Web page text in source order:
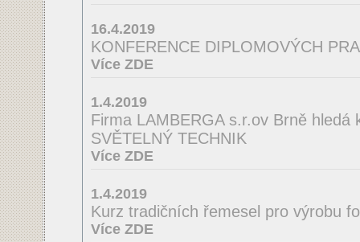
16.4.2019
KONFERENCE DIPLOMOVÝCH
Více ZDE
1.4.2019
Firma LAMBERGA s.r.ov Brně hledá
SVĚTELNÝ TECHNIK
Více ZDE
1.4.2019
Kurz tradičních řemesel pro výrobu
Více ZDE